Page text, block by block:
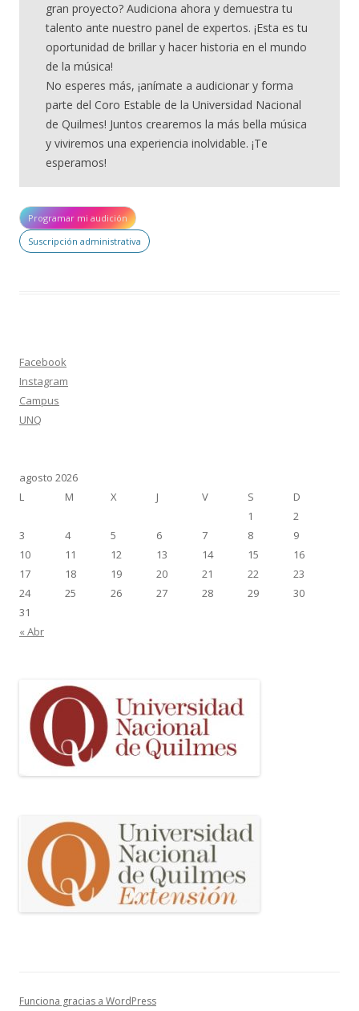
gran proyecto? Audiciona ahora y demuestra tu
talento ante nuestro panel de expertos. ¡Esta es tu
oportunidad de brillar y hacer historia en el mundo
de la música!
No esperes más, ¡anímate a audicionar y forma
parte del Coro Estable de la Universidad Nacional
de Quilmes! Juntos crearemos la más bella música
y viviremos una experiencia inolvidable. ¡Te
esperamos!
Programar mi audición
Suscripción administrativa
Facebook
Instagram
Campus
UNQ
agosto 2026
L
M X J V S
D
1
2
3
4 5 6 7 8
9
10
11 12 13 14 15
16
17
18 19 20 21 22
23
24
25 26 27 28 29
30
31
« Abr
Funciona gracias a WordPress